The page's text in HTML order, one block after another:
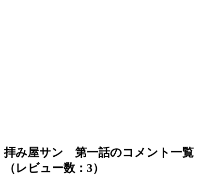
拝み屋サン 第一話のコメント一覧
（レビュー数：3）